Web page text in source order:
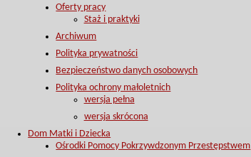
Oferty pracy
Staż i praktyki
Archiwum
Polityka prywatności
Bezpieczeństwo danych osobowych
Polityka ochrony małoletnich
wersja pełna
wersja skrócona
Dom Matki i Dziecka
Ośrodki Pomocy Pokrzywdzonym Przestępstwem